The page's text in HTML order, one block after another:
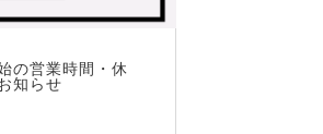
の営業時間・休
知らせ